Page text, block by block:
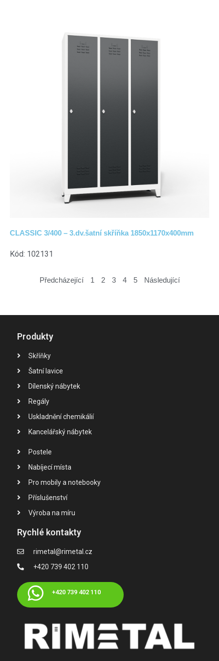
CLASSIC 3/400 – 3.dv.šatní skříňka 1850x1170x400mm
Kód: 102131
Předcházející 1 2 3 4 5 Následující
Produkty
Skříňky
Šatní lavice
Dílenský nábytek
Regály
Uskladnění chemikálií
Kancelářský nábytek
Postele
Nabíjecí místa
Pro mobily a notebooky
Příslušenství
Výroba na míru
Rychlé kontakty
rimetal@rimetal.cz
+420 739 402 110
+420 739 402 110